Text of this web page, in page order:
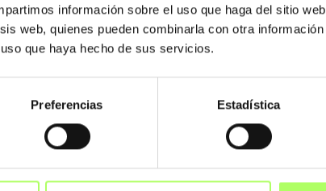
información sobre el uso que haga del sitio
web, quienes pueden combinarla con otra
que haya hecho de sus servicios.
Preferencias Estadística
dinámica. Nos
y requisitos de
las uniones de
e introducir